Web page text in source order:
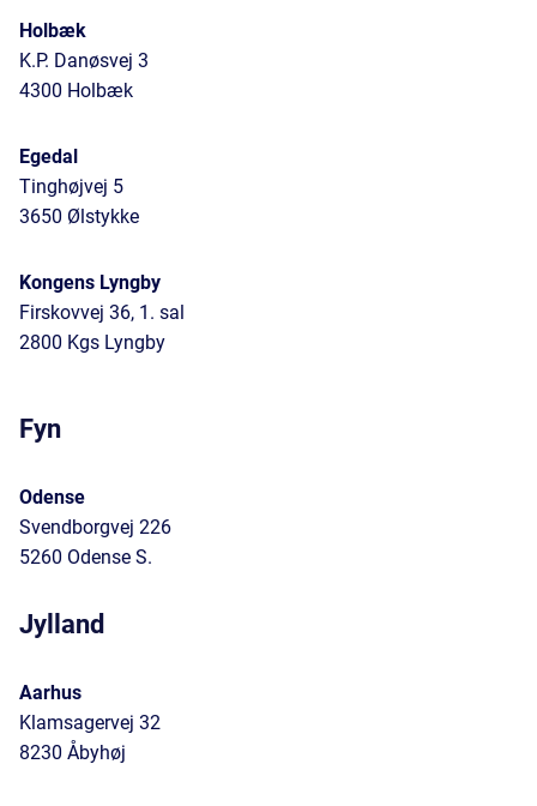
Holbæk
K.P. Danøsvej 3
4300 Holbæk
Egedal
Tinghøjvej 5
3650 Ølstykke
Kongens Lyngby
Firskovvej 36, 1. sal
2800 Kgs Lyngby
Fyn
Odense
Svendborgvej 226
5260 Odense S.
Jylland
Aarhus
Klamsagervej 32
8230 Åbyhøj